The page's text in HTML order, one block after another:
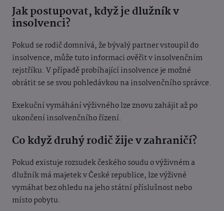
Jak postupovat, když je dlužník v
insolvenci?
Pokud se rodič domnívá, že bývalý partner vstoupil do
insolvence, může tuto informaci ověřit v insolvenčním
rejstříku. V případě probíhající insolvence je možné
obrátit se se svou pohledávkou na insolvenčního správce.
Exekuční vymáhání výživného lze znovu zahájit až po
ukončení insolvenčního řízení.
Co když druhý rodič žije v zahraničí?
Pokud existuje rozsudek českého soudu o výživném a
dlužník má majetek v České republice, lze výživné
vymáhat bez ohledu na jeho státní příslušnost nebo
místo pobytu.